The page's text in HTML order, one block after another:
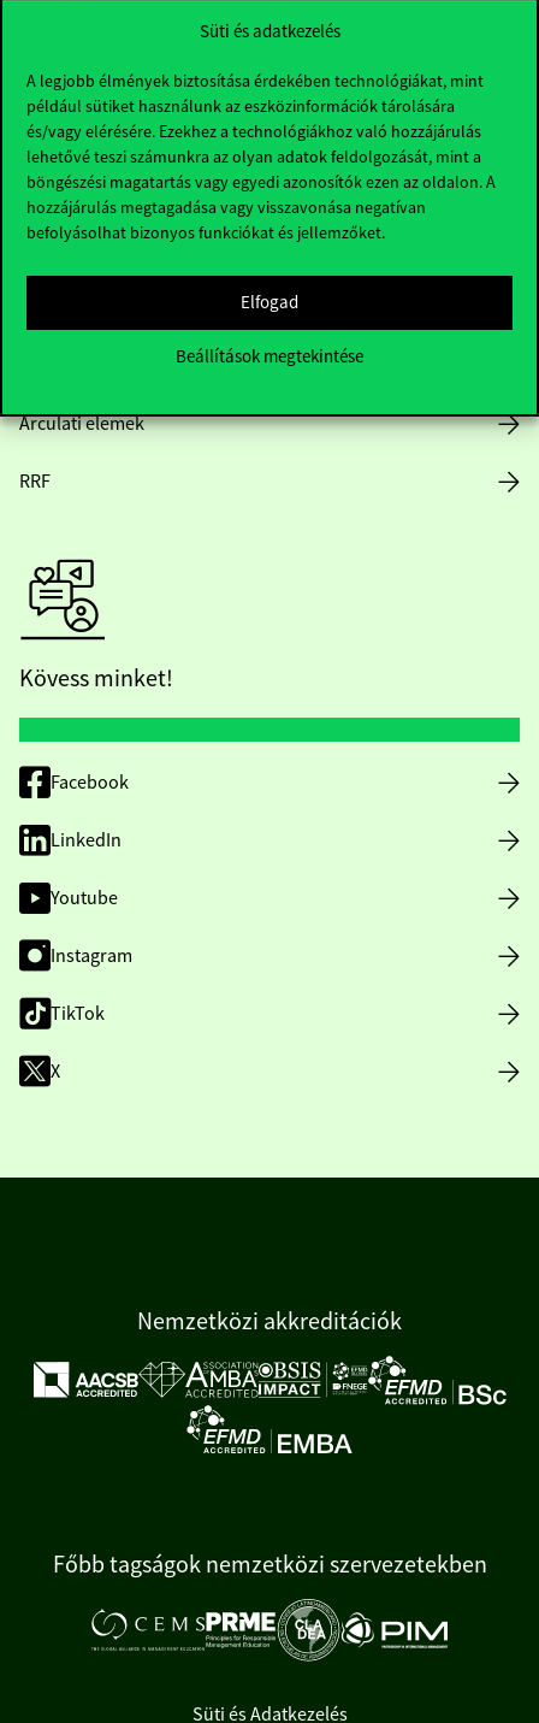
Süti és adatkezelés
A legjobb élmények biztosítása érdekében technológiákat, mint
például sütiket használunk az eszközinformációk tárolására
és/vagy elérésére. Ezekhez a technológiákhoz való hozzájárulás
lehetővé teszi számunkra az olyan adatok feldolgozását, mint a
böngészési magatartás vagy egyedi azonosítók ezen az oldalon. A
hozzájárulás megtagadása vagy visszavonása negatívan
befolyásolhat bizonyos funkciókat és jellemzőket.
Elfogad
Beállítások megtekintése
Hasznos linkek
Nyitvatartás
Házirend
Arculati elemek
RRF
Kövess minket!
Facebook
LinkedIn
Youtube
Instagram
TikTok
X
Nemzetközi akkreditációk
Főbb tagságok nemzetközi szervezetekben
Süti és Adatkezelés